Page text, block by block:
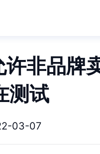
非品牌
测试
03-07